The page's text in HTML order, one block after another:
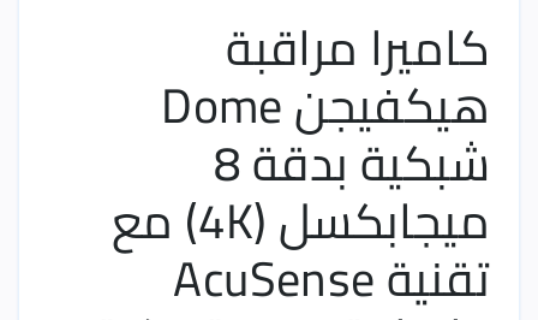
كاميرا مراقبة
هيكفيجن Dome
شبكية بدقة 8
ميجابكسل (4K) مع
تقنية AcuSense